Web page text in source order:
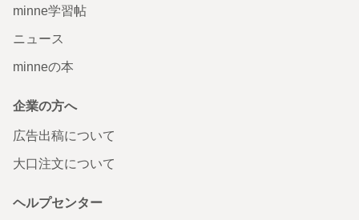
minne学習帖
ニュース
minneの本
企業の方へ
広告出稿について
大口注文について
ヘルプセンター